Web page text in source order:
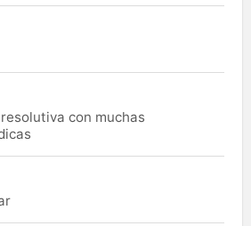
con muchas